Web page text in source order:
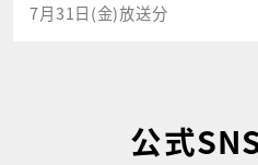
7月31日(金)放送分
公式